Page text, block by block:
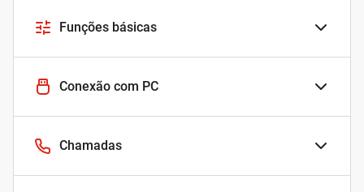
Funções básicas
Conexão com PC
Chamadas